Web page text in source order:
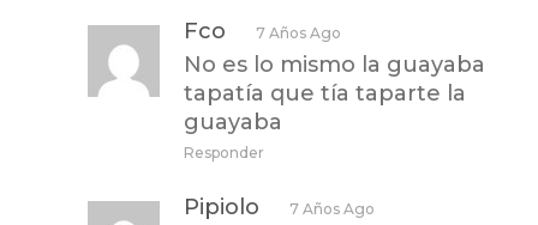
Fco 7 Años Ago
No es lo mismo la guayaba
tapatía que tía taparte la
guayaba
Responder
Pipiolo 7 Años Ago